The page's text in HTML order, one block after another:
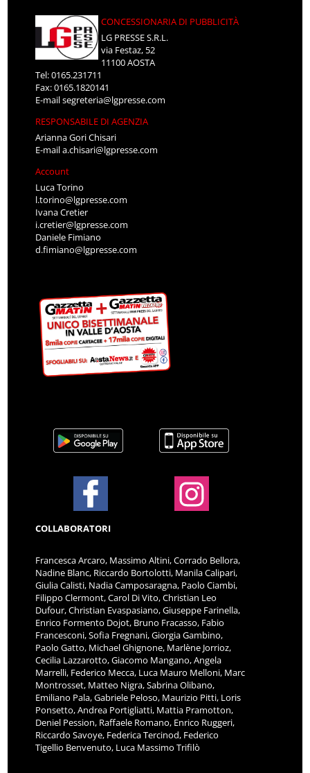
CONCESSIONARIA DI PUBBLICITÀ
LG PRESSE S.R.L.
via Festaz, 52
11100 AOSTA
Tel: 0165.231711
Fax: 0165.1820141
E-mailsegreteria@lgpresse.com
RESPONSABILE DI AGENZIA
Arianna Gori Chisari
E-maila.chisari@lgpresse.com
Account
Luca Torino
l.torino@lgpresse.com
Ivana Cretier
i.cretier@lgpresse.com
Daniele Fimiano
d.fimiano@lgpresse.com
COLLABORATORI
Francesca Arcaro, Massimo Altini, Corrado Bellora,
Nadine Blanc, Riccardo Bortolotti, Manila Calipari,
Giulia Calisti, Nadia Camposaragna, Paolo Ciambi,
Filippo Clermont, Carol Di Vito, Christian Leo
Dufour, Christian Evaspasiano, Giuseppe Farinella,
Enrico Formento Dojot, Bruno Fracasso, Fabio
Francesconi, Sofia Fregnani, Giorgia Gambino,
Paolo Gatto, Michael Ghignone, Marlène Jorrioz,
Cecilia Lazzarotto, Giacomo Mangano, Angela
Marrelli, Federico Mecca, Luca Mauro Melloni, Marc
Montrosset, Matteo Nigra, Sabrina Olibano,
Emiliano Pala, Gabriele Peloso, Maurizio Pitti, Loris
Ponsetto, Andrea Portigliatti, Mattia Pramotton,
Deniel Pession, Raffaele Romano, Enrico Ruggeri,
Riccardo Savoye, Federica Tercinod, Federico
Tigellio Benvenuto, Luca Massimo Trifilò